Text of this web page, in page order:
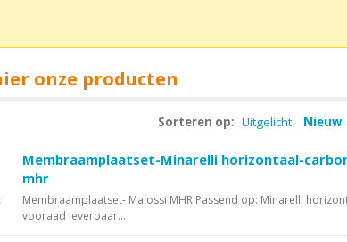
onze producten
Sorteren op: Uitgelicht Nieuw
Membraamplaatset-Minarelli horizontaal-
mhr
Membraamplaatset- Malossi MHR Passend op: Minarelli
vooraad leverbaar...